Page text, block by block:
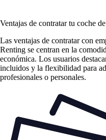
Ventajas de contratar tu coche
Las ventajas de contratar con
Renting se centran en la
económica. Los usuarios
incluidos y la flexibilidad para
profesionales o personales.